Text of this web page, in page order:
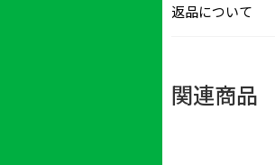
返品について
関連商品